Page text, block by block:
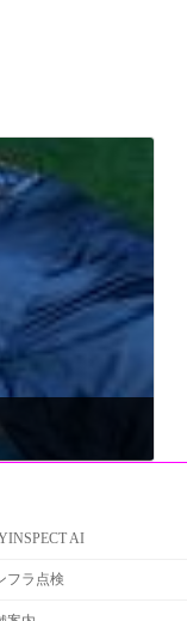
AI
フラ点検